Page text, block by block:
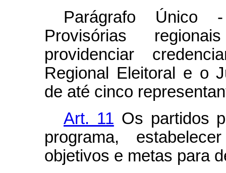
Parágrafo Único
Provisórias
providenciar
Regional Eleitoral e o
de até cinco
Art. 11 Os partidos
programa,
objetivos e metas para